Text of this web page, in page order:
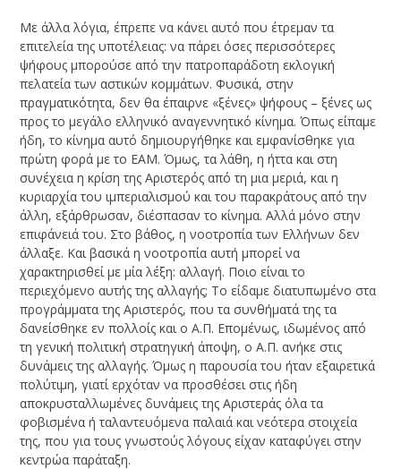
Με άλλα λόγια, έπρεπε να κάνει αυτό που έτρεμαν τα
επιτελεία της υποτέλειας: να πάρει όσες περισσότερες
ψήφους μπορούσε από την πατροπαράδοτη εκλογική
πελατεία των αστικών κομμάτων. Φυσικά, στην
πραγματικότητα, δεν θα έπαιρνε «ξένες» ψήφους – ξένες ως
προς το μεγάλο ελληνικό αναγεννητικό κίνημα. Όπως είπαμε
ήδη, το κίνημα αυτό δημιουργήθηκε και εμφανίσθηκε για
πρώτη φορά με το ΕΑΜ. Όμως, τα λάθη, η ήττα και στη
συνέχεια η κρίση της Αριστερός από τη μια μεριά, και η
κυριαρχία του ιμπεριαλισμού και του παρακράτους από την
άλλη, εξάρθρωσαν, διέσπασαν το κίνημα. Αλλά μόνο στην
επιφάνειά του. Στο βάθος, η νοοτροπία των Ελλήνων δεν
άλλαξε. Και βασικά η νοοτροπία αυτή μπορεί να
χαρακτηρισθεί με μία λέξη: αλλαγή. Ποιο είναι το
περιεχόμενο αυτής της αλλαγής; Το είδαμε διατυπωμένο στα
προγράμματα της Αριστερός, που τα συνθήματά της τα
δανείσθηκε εν πολλοίς και ο Α.Π. Επομένως, ιδωμένος από
τη γενική πολιτική στρατηγική άποψη, ο Α.Π. ανήκε στις
δυνάμεις της αλλαγής. Όμως η παρουσία του ήταν εξαιρετικά
πολύτιμη, γιατί ερχόταν να προσθέσει στις ήδη
αποκρυσταλλωμένες δυνάμεις της Αριστεράς όλα τα
φοβισμένα ή ταλαντευόμενα παλαιά και νεότερα στοιχεία
της, που για τους γνωστούς λόγους είχαν καταφύγει στην
κεντρώα παράταξη.